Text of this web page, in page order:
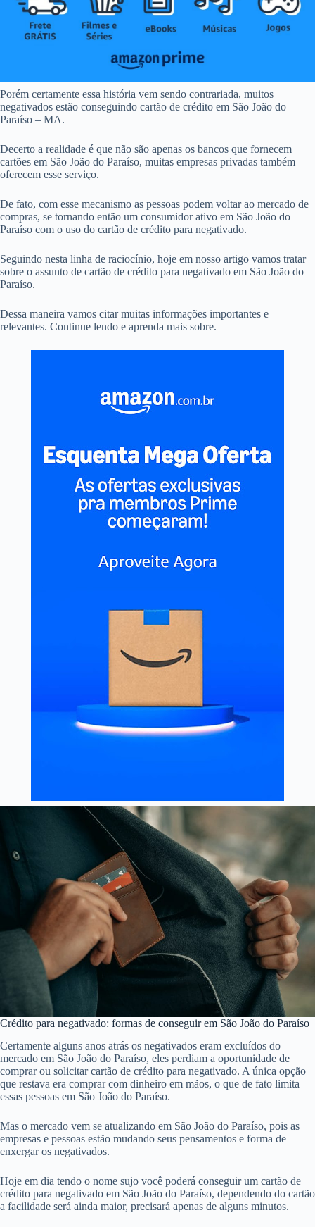
Porém certamente essa história vem sendo contrariada, muitos
negativados estão conseguindo cartão de crédito em São João do
Paraíso – MA.
Decerto a realidade é que não são apenas os bancos que fornecem
cartões em São João do Paraíso, muitas empresas privadas também
oferecem esse serviço.
De fato, com esse mecanismo as pessoas podem voltar ao mercado de
compras, se tornando então um consumidor ativo em São João do
Paraíso com o uso do cartão de crédito para negativado.
Seguindo nesta linha de raciocínio, hoje em nosso artigo vamos tratar
sobre o assunto de cartão de crédito para negativado em São João do
Paraíso.
Dessa maneira vamos citar muitas informações importantes e
relevantes. Continue lendo e aprenda mais sobre.
Crédito para negativado: formas de conseguir em São João do Paraíso
Certamente alguns anos atrás os negativados eram excluídos do
mercado em São João do Paraíso, eles perdiam a oportunidade de
comprar ou solicitar cartão de crédito para negativado. A única opção
que restava era comprar com dinheiro em mãos, o que de fato limita
essas pessoas em São João do Paraíso.
Mas o mercado vem se atualizando em São João do Paraíso, pois as
empresas e pessoas estão mudando seus pensamentos e forma de
enxergar os negativados.
Hoje em dia tendo o nome sujo você poderá conseguir um cartão de
crédito para negativado em São João do Paraíso, dependendo do cartão
a facilidade será ainda maior, precisará apenas de alguns minutos.